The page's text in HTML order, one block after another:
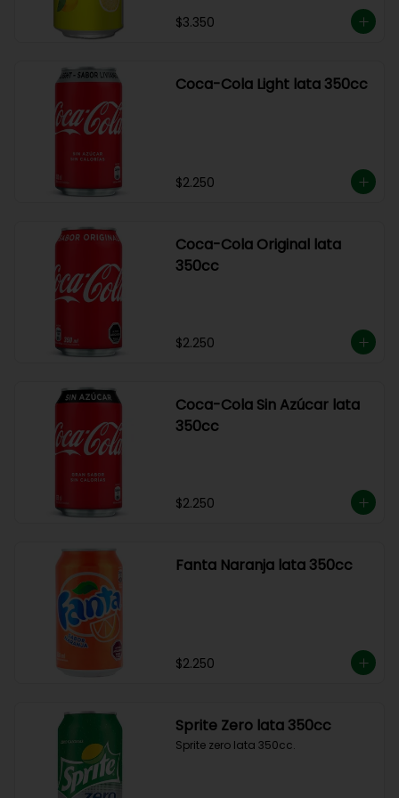
$3.350
Coca-Cola Light lata 350cc
$2.250
Coca-Cola Original lata
350cc
$2.250
Coca-Cola Sin Azúcar lata
350cc
$2.250
Fanta Naranja lata 350cc
$2.250
Sprite Zero lata 350cc
Sprite zero lata 350cc.